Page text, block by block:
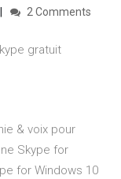
2 Comments
gratuit
& voix pour
Skype for
for Windows 10